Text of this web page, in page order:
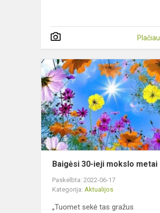
Plačiau
Baigėsi 30-ieji mokslo metai
Paskelbta: 2022-06-17
Kategorija: Aktualijos
„Tuomet sekė tas gražus